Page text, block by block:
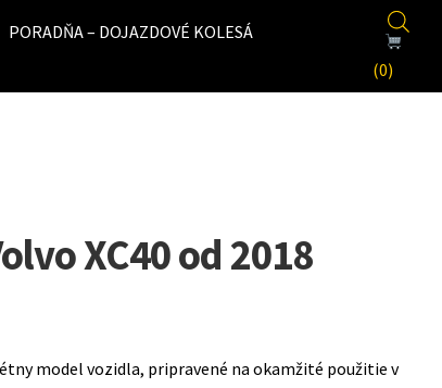
PORADŇA – DOJAZDOVÉ KOLESÁ
(0)
XC40 od 2018
model vozidla, pripravené na okamžité použitie v